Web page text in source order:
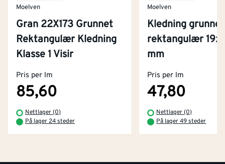
Moelven
Gran 22X173 Grunnet
Rektangulær Kledning
Klasse 1 Visir
Pris per lm
85,60
Nettlager (0)
På lager 24 steder
Moelven
Kledning
rektangulær
mm
Pris per lm
47,80
Nettlager (0)
På lager 49 steder
Kjøpsbetingelser
Kontakt oss
Tjenester
Montér Klubb
Om Montér
Byggevarehus og åpningstider
Prismatch